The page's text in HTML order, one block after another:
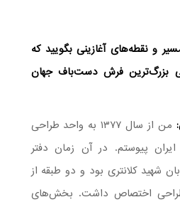
و نقطه‌های آغازینی بگویید که
بزرگ‌ترین فرش دست‌باف جهان
من از سال ۱۳۷۷ به واحد طراحی
پیوستم. در آن زمان دفتر
شهید کلانتری بود و دو طبقه از
اختصاص داشت. بخش‌های